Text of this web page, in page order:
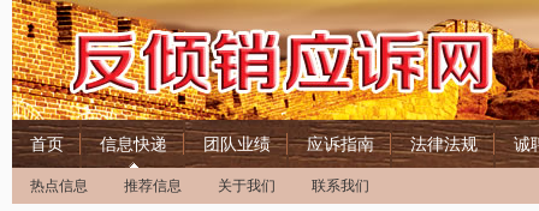
首页 信息快递 团队业绩 应诉指南 法律法规 诚
热点信息 推荐信息 关于我们 联系我们